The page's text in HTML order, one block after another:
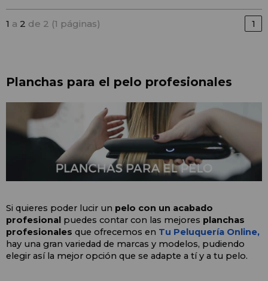
1 a 2 de 2 (1 páginas) 1
Planchas para el pelo profesionales
Si quieres poder lucir un pelo con un acabado
profesional puedes contar con las mejores planchas
profesionales que ofrecemos en Tu Peluquería Online,
hay una gran variedad de marcas y modelos, pudiendo
elegir así la mejor opción que se adapte a tí y a tu pelo.